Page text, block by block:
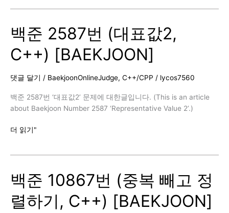
백준 2587번 (대표값2,
C++) [BAEKJOON]
댓글 달기 / BaekjoonOnlineJudge, C++/CPP / lycos7560
백준 2587번 ‘대표값2’ 문제에 대한글입니다. (This is an article
about Baekjoon Number 2587 ‘Representative Value 2’.)
백
(대
표
값
2,
더 읽기"
백준 10867번 (중복 빼고 정
렬하기, C++) [BAEKJOON]